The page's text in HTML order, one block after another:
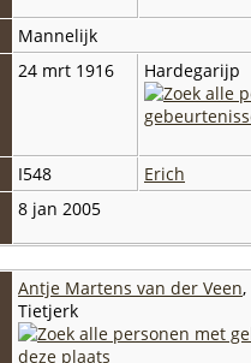
Mannelijk
24 mrt 1916 Hardegarijp
I548 Erich
8 jan 2005
Antje Martens van der Veen,
Tietjerk